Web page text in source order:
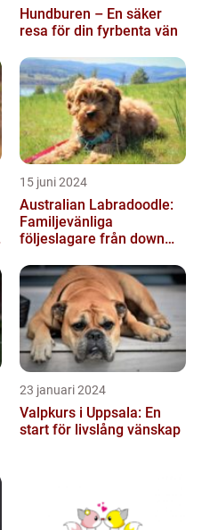
Hundburen – En säker
resa för din fyrbenta vän
15 juni 2024
Australian Labradoodle:
Familjevänliga
följeslagare från down
23 januari 2024
Valpkurs i Uppsala: En
start för livslång vänskap